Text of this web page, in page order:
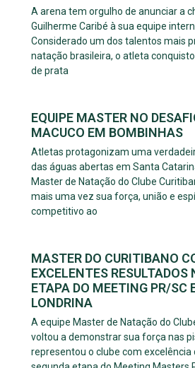
A arena tem orgulho de anunciar a
Guilherme Caribé à sua equipe
Considerado um dos talentos mais
natação brasileira, o atleta
de prata
EQUIPE MASTER NO
MACUCO EM BOMBINHAS
Atletas protagonizam uma
das águas abertas em Santa
Master de Natação do Clube
mais uma vez sua força, união e
competitivo ao
MASTER DO CURITIBANO
EXCELENTES RESULTADOS
ETAPA DO MEETING PR/SC
LONDRINA
A equipe Master de Natação do
voltou a demonstrar sua força nas
representou o clube com excelência